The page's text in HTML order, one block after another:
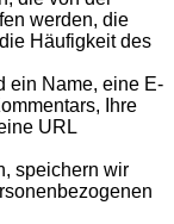
werden, die
Häufigkeit des
ein Name, eine E-
Ihre
URL
speichern wir